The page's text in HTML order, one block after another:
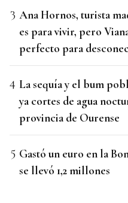
Ana Hornos, turista
es para vivir, pero
perfecto para
La sequía y el bum
ya cortes de agua
provincia de Ourense
Gastó un euro en la
se llevó 1,2 millones